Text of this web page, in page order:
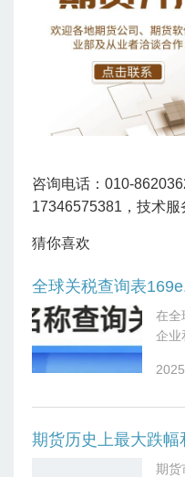
咨询电话：010-
17346575381，技术服
猜你喜欢
全球关税查询表
在全
企业
却步
期货历史上最大跌幅
期货